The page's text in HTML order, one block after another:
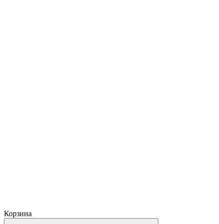
Корзина